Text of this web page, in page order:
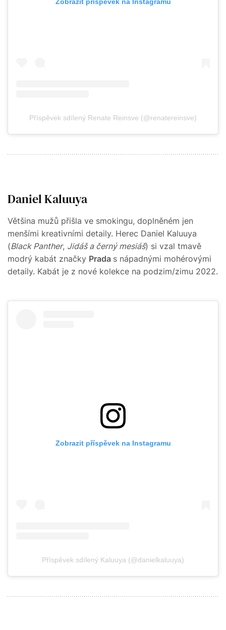
Příspěvek sdílený Renate Reinsve (@renatereinsve)
Daniel Kaluuya
Většina mužů přišla ve smokingu, doplněném jen
menšími kreativními detaily. Herec Daniel Kaluuya
(Black Panther, Jidáš a černý mesiáš) si vzal tmavě
modrý kabát značky Prada s nápadnými mohérovými
detaily. Kabát je z nové kolekce na podzim/zimu 2022.
Zobrazit příspěvek na Instagramu
Příspěvek sdílený Kaluuya (@danielkaluuya)